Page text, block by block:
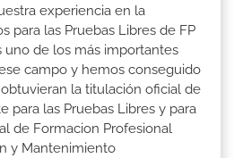
experiencia en la
para las Pruebas Libres de FP
uno de los más importantes
campo y hemos conseguido
la titulación oficial de
para las Pruebas Libres y para
de Formacion Profesional
y Mantenimiento